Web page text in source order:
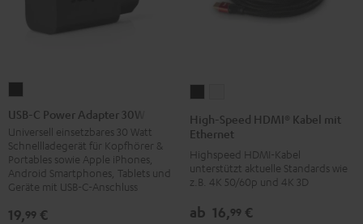
C
Power
Adapter
30W
Schwarz
USB-C Power Adapter 30W
Universell einsetzbares 30 Watt
Schnellladegerät für Kopfhörer &
Portables sowie Apple iPhones,
Android Smartphones, Tablets und
Geräte mit USB-C-Anschluss
19,99 €
Speed
HDMI®
Kabel
mit
Ethernet
Schwarz
Speed
HDMI®
Kabel
mit
Ethernet
Weiß
High-Speed HDMI® Kabel mit
Ethernet
Highspeed HDMI-Kabel
unterstützt aktuelle Standards wie
z.B. 4K 50/60p und 4K 3D
ab 16,99 €